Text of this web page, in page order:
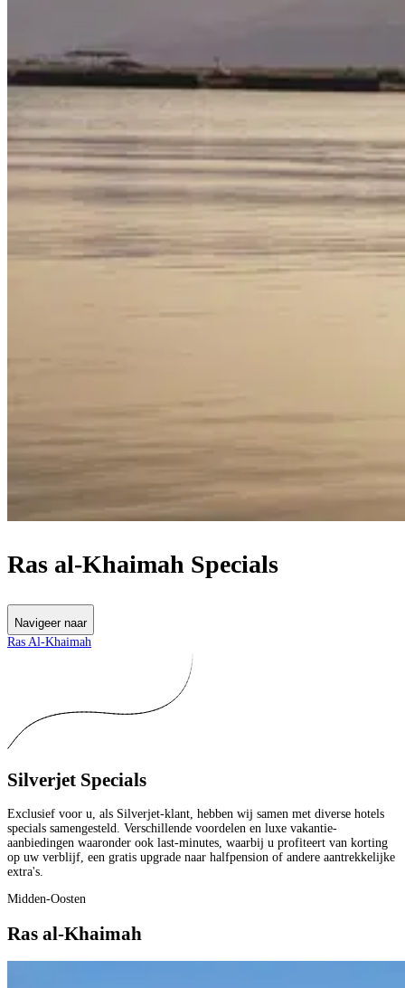
Ras al-Khaimah Specials
Navigeer naar
Ras Al-Khaimah
Silverjet Specials
Exclusief voor u, als Silverjet-klant, hebben wij samen met diverse hotels
specials samengesteld. Verschillende voordelen en luxe vakantie-
aanbiedingen waaronder ook last-minutes, waarbij u profiteert van korting
op uw verblijf, een gratis upgrade naar halfpension of andere aantrekkelijke
extra's.
Midden-Oosten
Ras al-Khaimah